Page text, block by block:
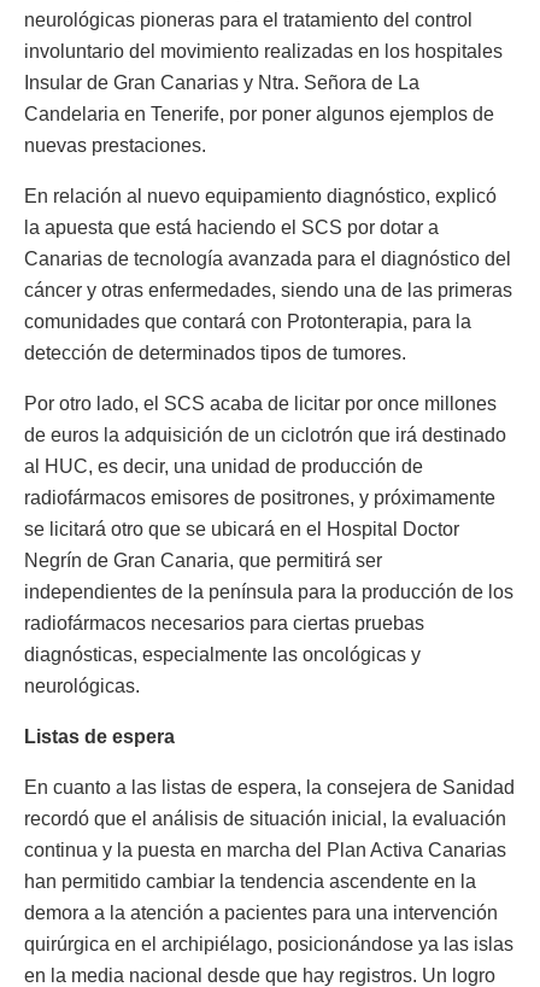
neurológicas pioneras para el tratamiento del control
involuntario del movimiento realizadas en los hospitales
Insular de Gran Canarias y Ntra. Señora de La
Candelaria en Tenerife, por poner algunos ejemplos de
nuevas prestaciones.
En relación al nuevo equipamiento diagnóstico, explicó
la apuesta que está haciendo el SCS por dotar a
Canarias de tecnología avanzada para el diagnóstico del
cáncer y otras enfermedades, siendo una de las primeras
comunidades que contará con Protonterapia, para la
detección de determinados tipos de tumores.
Por otro lado, el SCS acaba de licitar por once millones
de euros la adquisición de un ciclotrón que irá destinado
al HUC, es decir, una unidad de producción de
radiofármacos emisores de positrones, y próximamente
se licitará otro que se ubicará en el Hospital Doctor
Negrín de Gran Canaria, que permitirá ser
independientes de la península para la producción de los
radiofármacos necesarios para ciertas pruebas
diagnósticas, especialmente las oncológicas y
neurológicas.
Listas de espera
En cuanto a las listas de espera, la consejera de Sanidad
recordó que el análisis de situación inicial, la evaluación
continua y la puesta en marcha del Plan Activa Canarias
han permitido cambiar la tendencia ascendente en la
demora a la atención a pacientes para una intervención
quirúrgica en el archipiélago, posicionándose ya las islas
en la media nacional desde que hay registros. Un logro